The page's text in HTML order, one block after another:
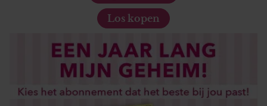
Los kopen